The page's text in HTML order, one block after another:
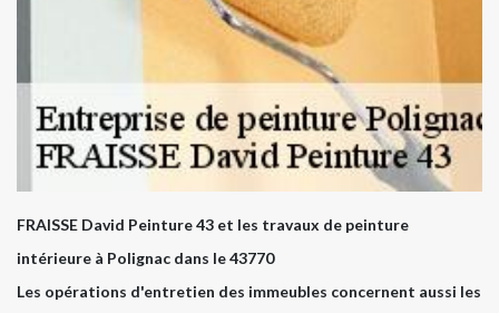
FRAISSE David Peinture 43 et les travaux de peinture
intérieure à Polignac dans le 43770
Les opérations d'entretien des immeubles concernent aussi les